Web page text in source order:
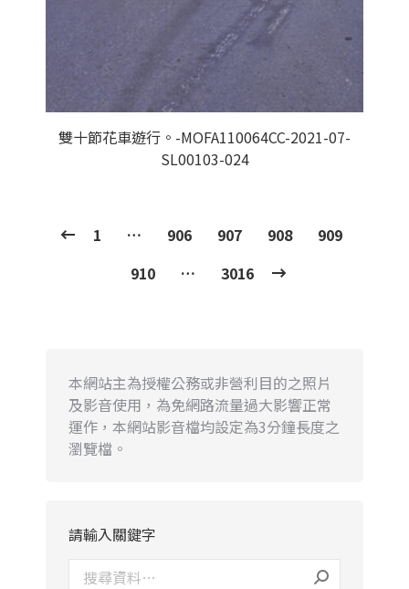
雙十節花車遊行。-MOFA110064CC-2021-07-
SL00103-024
1 … 906 907 908
909
910
… 3016
本網站主為授權公務或非營利目的之照片
及影音使用，為免網路流量過大影響正常
運作，本網站影音檔均設定為3分鐘長度之
瀏覽檔。
請輸入關鍵字